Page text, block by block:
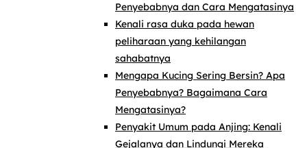
Penyebabnya dan Cara Mengatasinya
Kenali rasa duka pada hewan
peliharaan yang kehilangan
sahabatnya
Mengapa Kucing Sering Bersin? Apa
Penyebabnya? Bagaimana Cara
Mengatasinya?
Penyakit Umum pada Anjing: Kenali
Gejalanya dan Lindungi Mereka